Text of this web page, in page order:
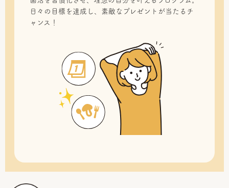
日々の目標を達成し、素敵なプレゼントが当たるチ
ャンス！